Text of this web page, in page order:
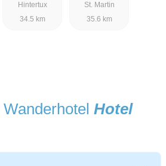
Resort
Hintertux
34.5 km
St. Martin
35.6 km
Hotel